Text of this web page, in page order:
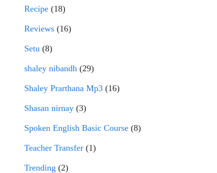
Recipe (18)
Reviews (16)
Setu (8)
shaley nibandh (29)
Shaley Prarthana Mp3 (16)
Shasan nirnay (3)
Spoken English Basic Course (8)
Teacher Transfer (1)
Trending (2)